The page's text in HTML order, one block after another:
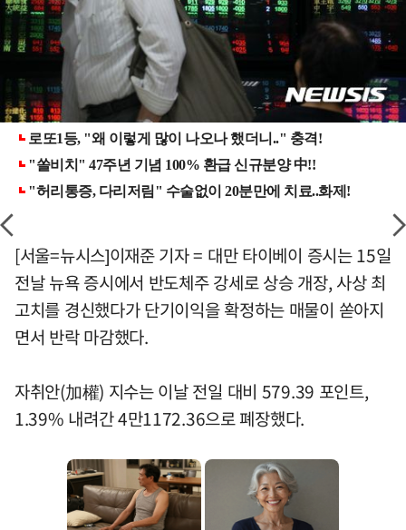
[서울=뉴시스]이재준 기자 = 대만 타이베이 증시는 15일
전날 뉴욕 증시에서 반도체주 강세로 상승 개장, 사상 최
고치를 경신했다가 단기이익을 확정하는 매물이 쏟아지
면서 반락 마감했다.
자취안(加權) 지수는 이날 전일 대비 579.39 포인트,
1.39% 내려간 4만1172.36으로 폐장했다.